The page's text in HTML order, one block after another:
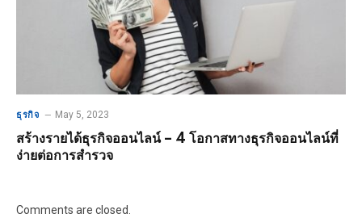
ธุรกิจ May 5, 2023
สร้างรายได้ธุรกิจออนไลน์ – 4 โอกาสทางธุรกิจออนไลน์ที่
ง่ายต่อการสำรวจ
Comments are closed.